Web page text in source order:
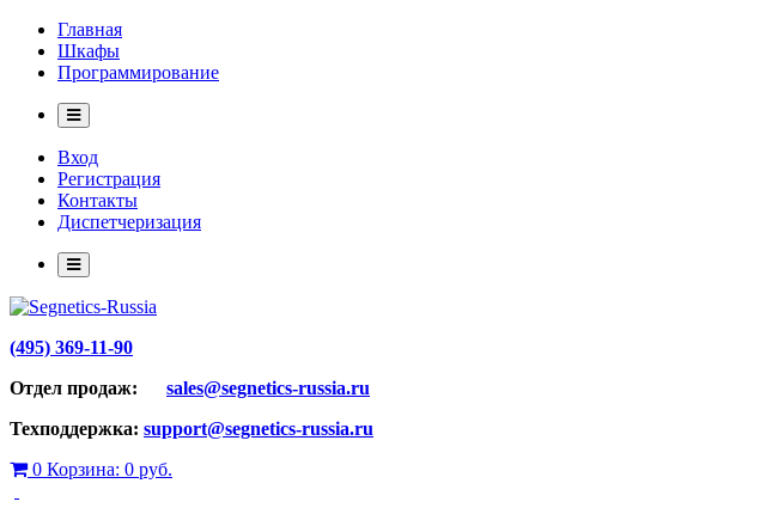
Главная
Шкафы
Программирование
Вход
Регистрация
Контакты
Диспетчеризация
(495) 369-11-90
Отдел продаж: sales@segnetics-russia.ru
Техподдержка: support@segnetics-russia.ru
0 Корзина: 0 руб.